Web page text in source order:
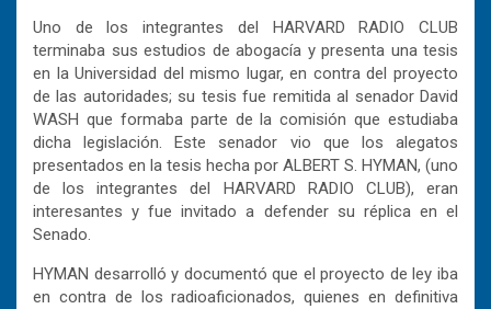
Uno de los integrantes del HARVARD RADIO CLUB
terminaba sus estudios de abogacía y presenta una tesis
en la Universidad del mismo lugar, en contra del proyecto
de las autoridades; su tesis fue remitida al senador David
WASH que formaba parte de la comisión que estudiaba
dicha legislación. Este senador vio que los alegatos
presentados en la tesis hecha por ALBERT S. HYMAN, (uno
de los integrantes del HARVARD RADIO CLUB), eran
interesantes y fue invitado a defender su réplica en el
Senado.
HYMAN desarrolló y documentó que el proyecto de ley iba
en contra de los radioaficionados, quienes en definitiva